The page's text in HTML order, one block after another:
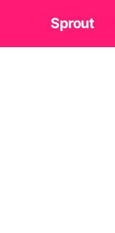
Sprout